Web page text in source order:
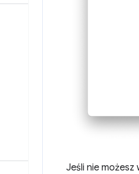
Jeśli nie możesz